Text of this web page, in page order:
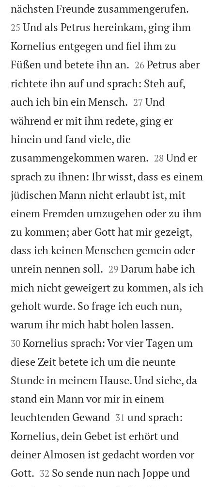
nächsten Freunde zusammengerufen.
25 Und als Petrus hereinkam, ging ihm
Kornelius entgegen und fiel ihm zu
Füßen und betete ihn an. 

26 Petrus aber
richtete ihn auf und sprach: Steh auf,
auch ich bin ein Mensch. 

27 Und
während er mit ihm redete, ging er
hinein und fand viele, die
zusammengekommen waren. 

28 Und er
sprach zu ihnen: Ihr wisst, dass es einem
jüdischen Mann nicht erlaubt ist, mit
einem Fremden umzugehen oder zu ihm
zu kommen; aber Gott hat mir gezeigt,
dass ich keinen Menschen gemein oder
unrein nennen soll. 

29 Darum habe ich
mich nicht geweigert zu kommen, als ich
geholt wurde. So frage ich euch nun,
warum ihr mich habt holen lassen.
30 Kornelius sprach: Vor vier Tagen um
diese Zeit betete ich um die neunte
Stunde in meinem Hause. Und siehe, da
stand ein Mann vor mir in einem
leuchtenden Gewand 

31 und sprach:
Kornelius, dein Gebet ist erhört und
deiner Almosen ist gedacht worden vor
Gott. 

32 So sende nun nach Joppe und